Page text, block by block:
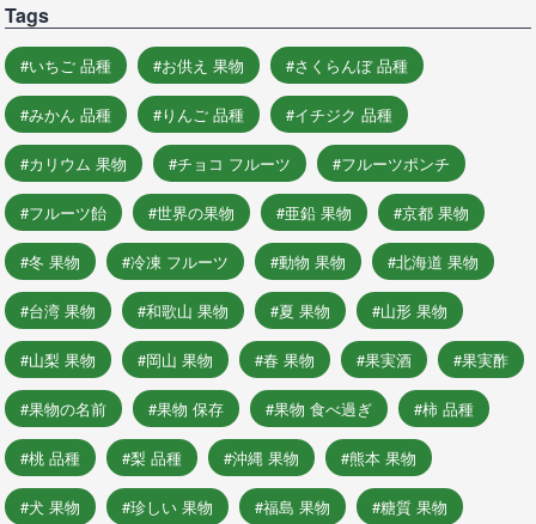
Tags
いちご 品種 お供え 果物 さくらんぼ 品種
みかん 品種 りんご 品種 イチジク 品種
カリウム 果物 チョコ フルーツ フルーツポンチ
フルーツ飴 世界の果物 亜鉛 果物 京都 果物
冬 果物 冷凍 フルーツ 動物 果物 北海道 果物
台湾 果物 和歌山 果物 夏 果物 山形 果物
山梨 果物 岡山 果物 春 果物 果実酒 果実酢
果物の名前 果物 保存 果物 食べ過ぎ 柿 品種
桃 品種 梨 品種 沖縄 果物 熊本 果物
犬 果物 珍しい 果物 福島 果物 糖質 果物